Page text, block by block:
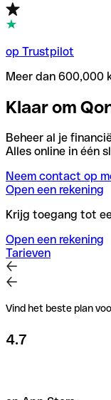
op Trustpilot
Meer dan 600,000
Klaar om
Beheer al je
Alles online in één
Neem contact op
Open een rekening
Krijg toegang tot
Open een rekening
Tarieven
Vind het beste plan
4.7